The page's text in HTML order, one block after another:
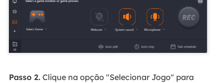
Passo 2.Clique na opção "Selecionar Jogo" para